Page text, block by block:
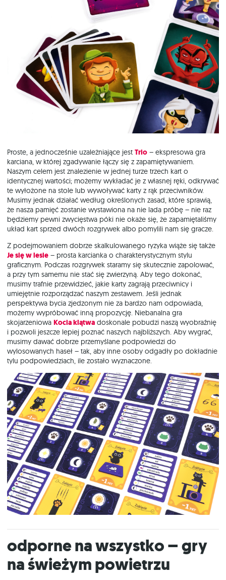
Proste, a jednocześnie uzależniające jest Trio – ekspresowa gra
karciana, w której zgadywanie łączy się z zapamiętywaniem.
Naszym celem jest znalezienie w jednej turze trzech kart o
identycznej wartości; możemy wykładać je z własnej ręki, odkrywać
te wyłożone na stole lub wywoływać karty z rąk przeciwników.
Musimy jednak działać według określonych zasad, które sprawią,
że nasza pamięć zostanie wystawiona na nie lada próbę – nie raz
będziemy pewni zwycięstwa póki nie okaże się, że zapamiętaliśmy
układ kart sprzed dwóch rozgrywek albo pomylili nam się gracze.
Z podejmowaniem dobrze skalkulowanego ryzyka wiąże się także
Je się w lesie – prosta karcianka o charakterystycznym stylu
graficznym. Podczas rozgrywek staramy się skutecznie zapolować,
a przy tym samemu nie stać się zwierzyną. Aby tego dokonać,
musimy trafnie przewidzieć, jakie karty zagrają przeciwnicy i
umiejętnie rozporządzać naszym zestawem. Jeśli jednak
perspektywa bycia zjedzonym nie za bardzo nam odpowiada,
możemy wypróbować inną propozycję. Niebanalna gra
skojarzeniowa Kocia klątwa doskonale pobudzi naszą wyobraźnię
i pozwoli jeszcze lepiej poznać naszych najbliższych. Aby wygrać,
musimy dawać dobrze przemyślane podpowiedzi do
wylosowanych haseł – tak, aby inne osoby odgadły po dokładnie
tylu podpowiedziach, ile zostało wyznaczone.
Odporne na wszystko – gry
na świeżym powietrzu